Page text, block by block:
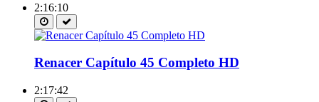
2:16:10
Renacer Capítulo 45 Completo HD
2:17:42